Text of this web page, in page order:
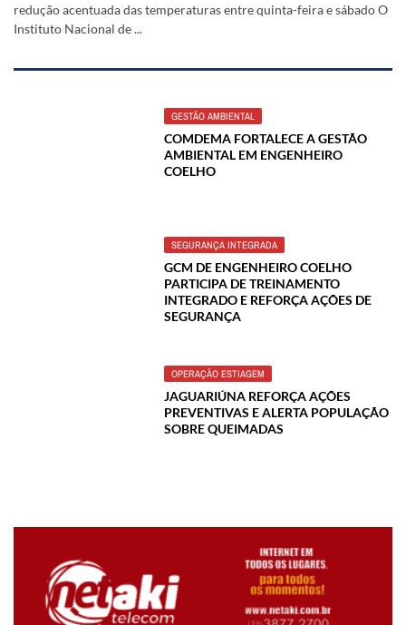
redução acentuada das temperaturas entre quinta-feira e sábado O
Instituto Nacional de ...
GESTÃO AMBIENTAL
COMDEMA FORTALECE A GESTÃO
AMBIENTAL EM ENGENHEIRO
COELHO
SEGURANÇA INTEGRADA
GCM DE ENGENHEIRO COELHO
PARTICIPA DE TREINAMENTO
INTEGRADO E REFORÇA AÇÕES DE
SEGURANÇA
OPERAÇÃO ESTIAGEM
JAGUARIÚNA REFORÇA AÇÕES
PREVENTIVAS E ALERTA POPULAÇÃO
SOBRE QUEIMADAS